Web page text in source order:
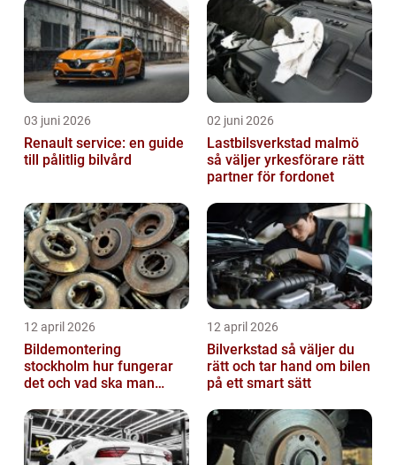
03 juni 2026
Renault service: en guide
till pålitlig bilvård
02 juni 2026
Lastbilsverkstad malmö
så väljer yrkesförare rätt
partner för fordonet
12 april 2026
Bildemontering
stockholm hur fungerar
det och vad ska man
12 april 2026
Bilverkstad så väljer du
rätt och tar hand om bilen
på ett smart sätt